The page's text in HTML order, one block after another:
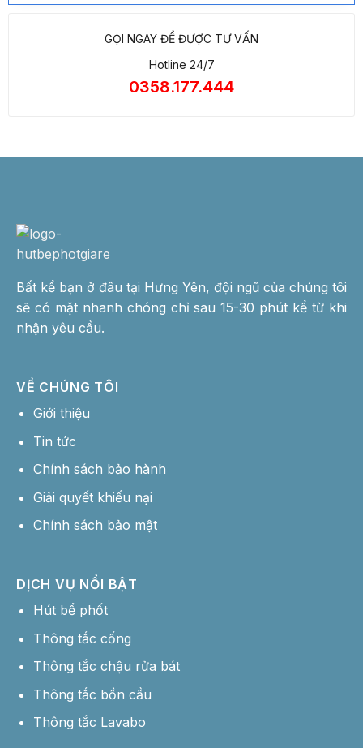
GỌI NGAY ĐỂ ĐƯỢC TƯ VẤN
Hotline 24/7
0358.177.444
Bất kể bạn ở đâu tại Hưng Yên, đội ngũ của chúng tôi
sẽ có mặt nhanh chóng chỉ sau 15-30 phút kể từ khi
nhận yêu cầu.
VỀ CHÚNG TÔI
Giới thiệu
Tin tức
Chính sách bảo hành
Giải quyết khiếu nại
Chính sách bảo mật
DỊCH VỤ NỔI BẬT
Hút bể phốt
Thông tắc cống
Thông tắc chậu rửa bát
Thông tắc bồn cầu
Thông tắc Lavabo